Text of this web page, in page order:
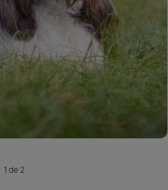
1 de 2